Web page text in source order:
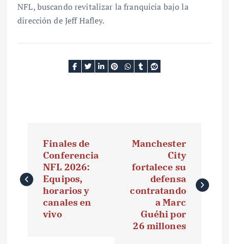
NFL, buscando revitalizar la franquicia bajo la
dirección de Jeff Hafley.
v
Finales de
Conferencia
NFL 2026:
Equipos,
horarios y
canales en
vivo
Manchester
City
fortalece su
defensa
contratando
a Marc
Guéhi por
26 millones